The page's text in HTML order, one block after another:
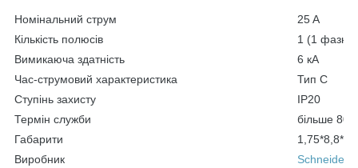
Номінальний струм
25 A
Кількість полюсів
1 (1
Вимикаюча здатність
6 кА
Час-струмовий характеристика
Тип C
Ступінь захисту
IP20
Термін служби
більше
Габарити
Виробник
Schneider